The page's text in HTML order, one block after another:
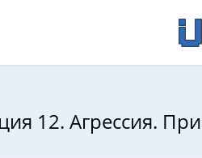
12. Агрессия.